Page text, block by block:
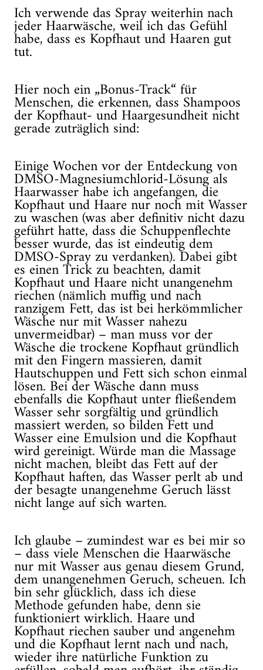
Ich verwende das Spray weiterhin nach
jeder Haarwäsche, weil ich das Gefühl
habe, dass es Kopfhaut und Haaren gut
tut.
Hier noch ein „Bonus-Track“ für
Menschen, die erkennen, dass Shampoos
der Kopfhaut- und Haargesundheit nicht
gerade zuträglich sind:
Einige Wochen vor der Entdeckung von
DMSO-Magnesiumchlorid-Lösung als
Haarwasser habe ich angefangen, die
Kopfhaut und Haare nur noch mit Wasser
zu waschen (was aber definitiv nicht dazu
geführt hatte, dass die Schuppenflechte
besser wurde, das ist eindeutig dem
DMSO-Spray zu verdanken). Dabei gibt
es einen Trick zu beachten, damit
Kopfhaut und Haare nicht unangenehm
riechen (nämlich muffig und nach
ranzigem Fett, das ist bei herkömmlicher
Wäsche nur mit Wasser nahezu
unvermeidbar) – man muss vor der
Wäsche die trockene Kopfhaut gründlich
mit den Fingern massieren, damit
Hautschuppen und Fett sich schon einmal
lösen. Bei der Wäsche dann muss
ebenfalls die Kopfhaut unter fließendem
Wasser sehr sorgfältig und gründlich
massiert werden, so bilden Fett und
Wasser eine Emulsion und die Kopfhaut
wird gereinigt. Würde man die Massage
nicht machen, bleibt das Fett auf der
Kopfhaut haften, das Wasser perlt ab und
der besagte unangenehme Geruch lässt
nicht lange auf sich warten.
Ich glaube – zumindest war es bei mir so
– dass viele Menschen die Haarwäsche
nur mit Wasser aus genau diesem Grund,
dem unangenehmen Geruch, scheuen. Ich
bin sehr glücklich, dass ich diese
Methode gefunden habe, denn sie
funktioniert wirklich. Haare und
Kopfhaut riechen sauber und angenehm
und die Kopfhaut lernt nach und nach,
wieder ihre natürliche Funktion zu